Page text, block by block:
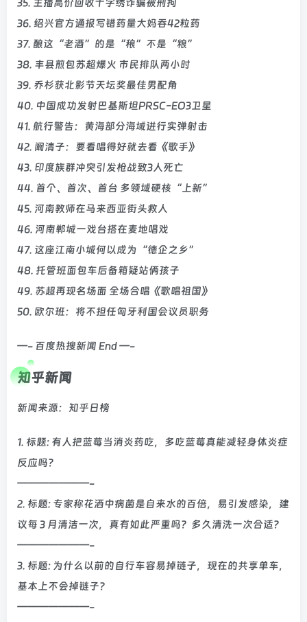
35. 主播高价回收十字绣诈骗被刑拘
36. 绍兴官方通报写错药量大妈吞42粒药
37. 酿这“老酒”的是“稂”不是“粮”
38. 丰县煎包苏超爆火 市民排队两小时
39. 乔杉获北影节天坛奖最佳男配角
40. 中国成功发射巴基斯坦PRSC-EO3卫星
41. 航行警告：黄海部分海域进行实弹射击
42. 阚清子：要看唱得好就去看《歌手》
43. 印度族群冲突引发枪战致3人死亡
44. 首个、首次、首台 多领域硬核“上新”
45. 河南教师在马来西亚街头救人
46. 河南郸城一戏台搭在麦地唱戏
47. 这座江南小城何以成为“德企之乡”
48. 托管班面包车后备箱疑站俩孩子
49. 苏超再现名场面 全场合唱《歌唱祖国》
50. 欧尔班：将不担任匈牙利国会议员职务
—- 百度热搜新闻 End —-
知乎新闻
新闻来源：知乎日榜
1. 标题: 有人把蓝莓当消炎药吃，多吃蓝莓真能减轻身体炎症
反应吗？
———————-
2. 标题: 专家称花洒中病菌是自来水的百倍，易引发感染，建
议每 3 月清洁一次，真有如此严重吗？多久清洗一次合适？
———————-
3. 标题: 为什么以前的自行车容易掉链子，现在的共享单车，
基本上不会掉链子？
———————-